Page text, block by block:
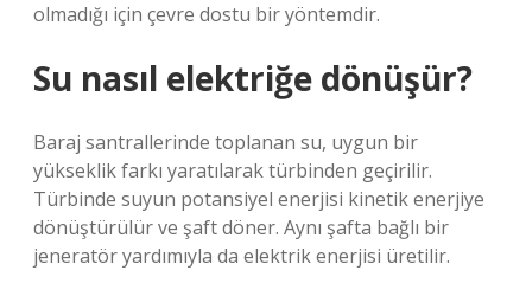
olmadığı için çevre dostu bir yöntemdir.
Su nasıl elektriğe dönüşür?
Baraj santrallerinde toplanan su, uygun bir
yükseklik farkı yaratılarak türbinden geçirilir.
Türbinde suyun potansiyel enerjisi kinetik enerjiye
dönüştürülür ve şaft döner. Aynı şafta bağlı bir
jeneratör yardımıyla da elektrik enerjisi üretilir.